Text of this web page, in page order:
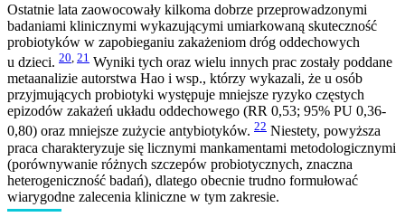
Ostatnie lata zaowocowały kilkoma dobrze przeprowadzonymi
badaniami klinicznymi wykazującymi umiarkowaną skuteczność
probiotyków w zapobieganiu zakażeniom dróg oddechowych
u dzieci. 20 21 Wyniki tych oraz wielu innych prac zostały poddane
metaanalizie autorstwa Hao i wsp., którzy wykazali, że u osób
przyjmujących probiotyki występuje mniejsze ryzyko częstych
epizodów zakażeń układu oddechowego (RR 0,53; 95% PU 0,36-
0,80) oraz mniejsze zużycie antybiotyków. 22 Niestety, powyższa
praca charakteryzuje się licznymi mankamentami metodologicznymi
(porównywanie różnych szczepów probiotycznych, znaczna
heterogeniczność badań), dlatego obecnie trudno formułować
wiarygodne zalecenia kliniczne w tym zakresie.